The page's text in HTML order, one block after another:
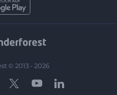
© 2013 - 2026